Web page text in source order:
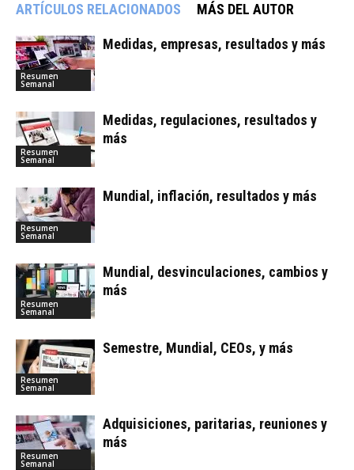
ARTÍCULOS RELACIONADOS MÁS DEL AUTOR
Resumen
Semanal
Medidas, empresas, resultados y más
Resumen
Semanal
Medidas, regulaciones, resultados y
más
Resumen
Semanal
Mundial, inflación, resultados y más
Resumen
Semanal
Mundial, desvinculaciones, cambios y
más
Resumen
Semanal
Semestre, Mundial, CEOs, y más
Resumen
Semanal
Adquisiciones, paritarias, reuniones y
más